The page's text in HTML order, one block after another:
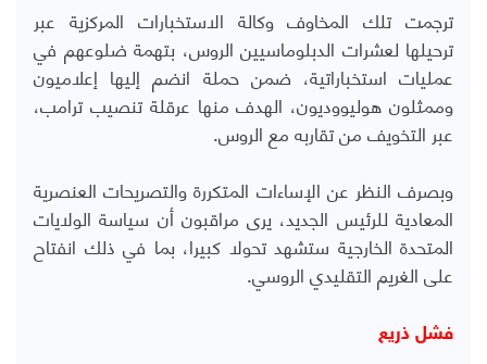
ترجمت تلك المخاوف وكالة الاستخبارات المركزية عبر
ترحيلها لعشرات الدبلوماسيين الروس، بتهمة ضلوعهم في
عمليات استخباراتية، ضمن حملة انضم إليها إعلاميون
وممثلون هوليووديون، الهدف منها عرقلة تنصيب ترامب،
عبر التخويف من تقاربه مع الروس.
وبصرف النظر عن الإساءات المتكررة والتصريحات العنصرية
المعادية للرئيس الجديد، يرى مراقبون أن سياسة الولايات
المتحدة الخارجية ستشهد تحولا كبيرا، بما في ذلك انفتاح
على الغريم التقليدي الروسي.
فشل ذريع